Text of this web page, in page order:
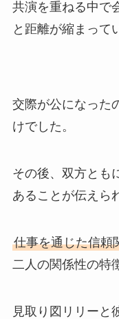
共演を重ねる中で
と距離が縮まって
交際が公になった
けでした。
その後、双方とも
あることが伝えら
仕事を通じた信頼
二人の関係性の特
見取り図リリーと